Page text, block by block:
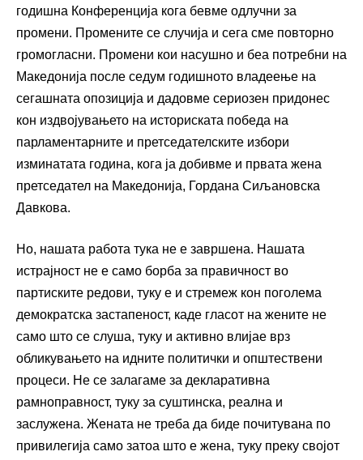
годишна Конференција кога бевме одлучни за
промени. Промените се случија и сега сме повторно
громогласни. Промени кои насушно и беа потребни на
Македонија после седум годишното владеење на
сегашната опозиција и дадовме сериозен придонес
кон издвојувањето на историската победа на
парламентарните и претседателските избори
изминатата година, кога ја добивме и првата жена
претседател на Македонија, Гордана Сиљановска
Давкова.
Но, нашата работа тука не е завршена. Нашата
истрајност не е само борба за правичност во
партиските редови, туку е и стремеж кон поголема
демократска застапеност, каде гласот на жените не
само што се слуша, туку и активно влијае врз
обликувањето на идните политички и општествени
процеси. Не се залагаме за декларативна
рамноправност, туку за суштинска, реална и
заслужена. Жената не треба да биде почитувана по
привилегија само затоа што е жена, туку преку својот